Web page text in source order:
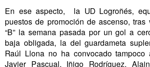
En ese aspecto,
la UD Logroñés,
puestos de promoción de ascenso, tras
“B” la semana pasada por un gol a
baja obligada, la del guardameta
Raúl Llona no ha convocado tampoco
Javier Pascual, Iñigo Rodríguez,